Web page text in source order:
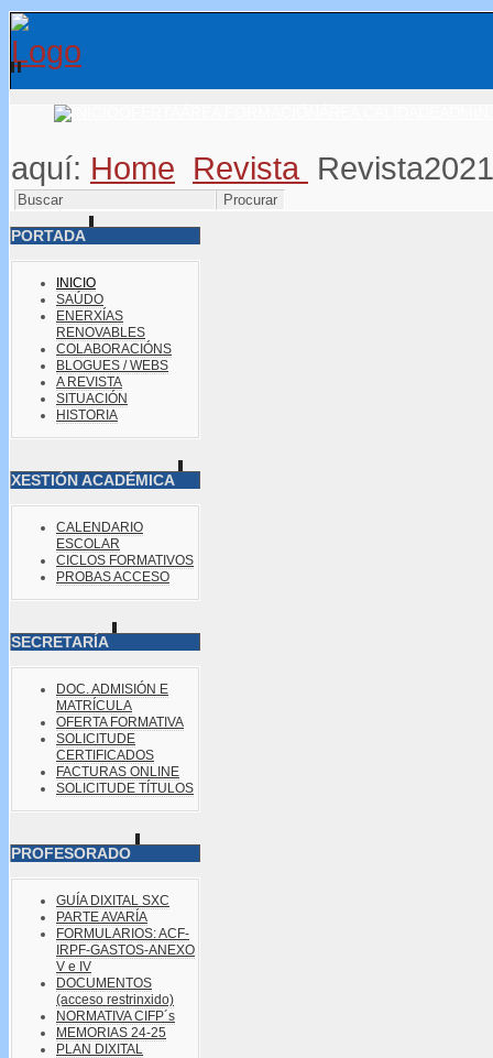
aquí: Home Revista Revista2021
PORTADA
INICIO
SAÚDO
ENERXÍAS
RENOVABLES
COLABORACIÓNS
BLOGUES / WEBS
A REVISTA
SITUACIÓN
HISTORIA
XESTIÓN ACADÉMICA
CALENDARIO
ESCOLAR
CICLOS FORMATIVOS
PROBAS ACCESO
SECRETARÍA
DOC. ADMISIÓN E
MATRÍCULA
OFERTA FORMATIVA
SOLICITUDE
CERTIFICADOS
FACTURAS ONLINE
SOLICITUDE TÍTULOS
PROFESORADO
GUÍA DIXITAL SXC
PARTE AVARÍA
FORMULARIOS: ACF-
IRPF-GASTOS-ANEXO
V e IV
DOCUMENTOS
(acceso restrinxido)
NORMATIVA CIFP´s
MEMORIAS 24-25
PLAN DIXITAL